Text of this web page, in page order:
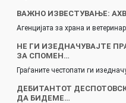
ВАЖНО ИЗВЕСТУВАЊЕ:
Агенцијата за храна и
НЕ ГИ ИЗЕДНАЧУВАЈТЕ
ЗА СПОМЕН…
Граѓаните честопати ги
ДЕБИТАНТОТ
ДА БИДЕМЕ…